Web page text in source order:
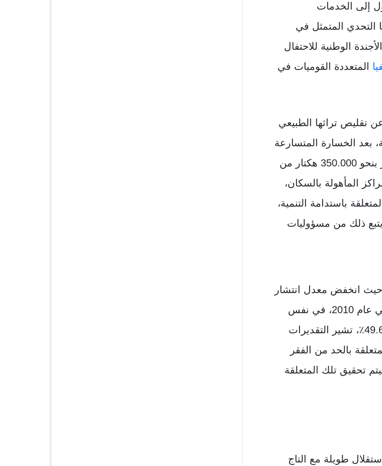
إلى الخدمات
التحدي المتمثل في
الوطنية للاحتفال
المتعددة القوميات في
عن تقليص تراثها الطبيعي
بعد الخسارة المتسارعة
للتنوع البيولوجي وتدهور موارد المياه والغابات (يقدر بنحو 350.000 هكتار من
المأهولة بالسكان،
باستدامة التنمية،
ذلك من مسؤوليات
انخفض معدل انتشار
الفقر المدقع من 38.2٪ في عام 2005 إلى 25.4٪ في عام 2010، في نفس
الفترة انخفض معدل الفقر المعتدل من 60.6٪ إلى 49.6٪، تشير التقديرات
بالحد من الفقر
تحقيق تلك المتعلقة
في عام 1825 بعد حرب استقلال طويلة مع التاج